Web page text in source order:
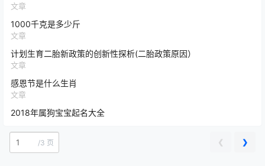
文章
1000千克是多少斤
文章
计划生育二胎新政策的创新性探析(二胎政策原因）
文章
感恩节是什么生肖
文章
2018年属狗宝宝起名大全
/3 页 ❮ ❯